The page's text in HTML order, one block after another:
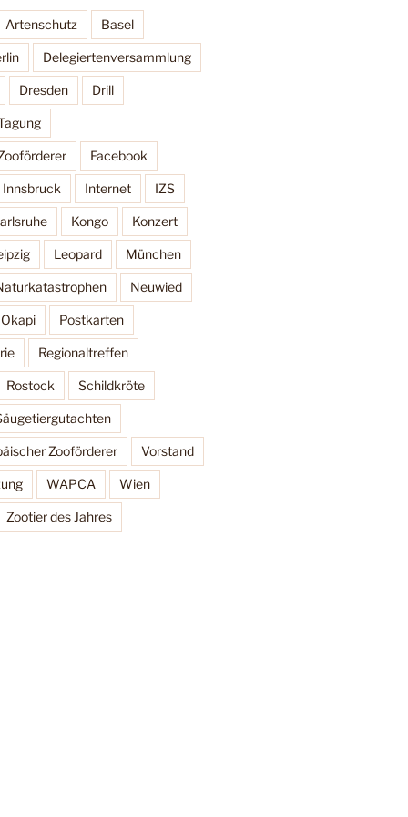
Artenschutz Basel
Delegiertenversammlung
Dresden Drill
Facebook
Innsbruck Internet IZS
Kongo Konzert
Leopard München
Neuwied
Okapi Postkarten
Regionaltreffen
Rostock Schildkröte
Zooförderer Vorstand
WAPCA Wien
Zootier des Jahres